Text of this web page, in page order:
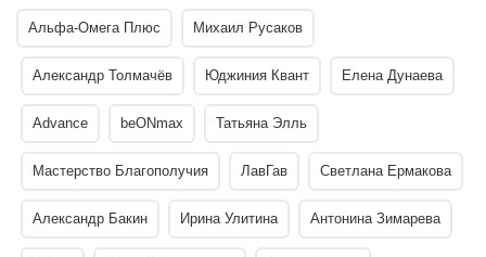
Альфа-Омега Плюс Михаил Русаков
Александр Толмачёв Юджиния Квант Елена Дунаева
Advance beONmax Татьяна Элль
Мастерство Благополучия ЛавГав Светлана Ермакова
Александр Бакин Ирина Улитина Антонина Зимарева